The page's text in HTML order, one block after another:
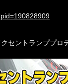
セントランププロ